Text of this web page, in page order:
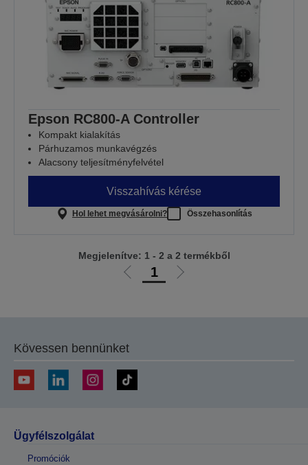
Epson RC800-A Controller
Kompakt kialakítás
Párhuzamos munkavégzés
Alacsony teljesítményfelvétel
Visszahívás kérése
Hol lehet megvásárolni? Összehasonlítás
Előző
1
Következő
Megjelenítve: 1 - 2 a 2 termékből
Kövessen bennünket
Ügyfélszolgálat
Promóciók